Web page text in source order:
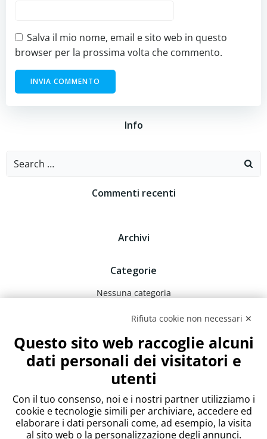
Salva il mio nome, email e sito web in questo
browser per la prossima volta che commento.
Info
Search
Commenti recenti
Archivi
Categorie
Nessuna categoria
Meta
Accedi
Feed dei contenuti
Feed dei commenti
WordPress.org
Rifiuta cookie non necessari ✕
Questo sito web raccoglie alcuni
dati personali dei visitatori e
utenti
Con il tuo consenso, noi e i nostri partner utilizziamo i
cookie e tecnologie simili per archiviare, accedere ed
elaborare i dati personali come, ad esempio, la visita
al sito web o la personalizzazione degli annunci.